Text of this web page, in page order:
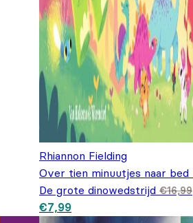
Rhiannon Fielding
Over tien minuutjes naar bed
De grote dinowedstrijd €16,99
Oorspronkelijke prijs was:
€16,99.
€7,99Huidige prijs is: €7,99.